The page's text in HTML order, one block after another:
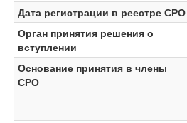
Дата регистрации в реестре СРО
Орган принятия решения о
вступлении
Основание принятия в члены
СРО